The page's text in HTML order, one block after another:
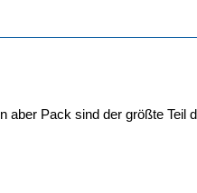
aber Pack sind der größte Teil